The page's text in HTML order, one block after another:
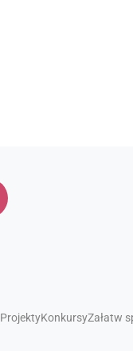
ProjektyKonkursyZałatw